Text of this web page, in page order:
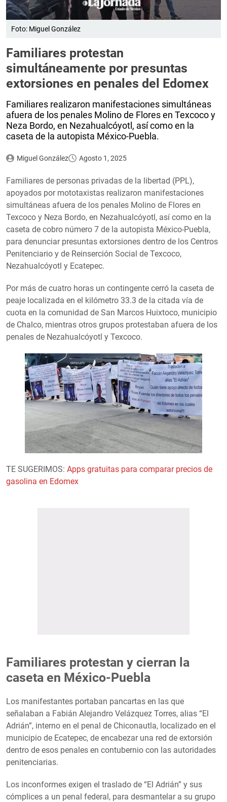
Foto: Miguel González
Familiares protestan
simultáneamente por presuntas
extorsiones en penales del Edomex
Familiares realizaron manifestaciones simultáneas
afuera de los penales Molino de Flores en Texcoco y
Neza Bordo, en Nezahualcóyotl, así como en la
caseta de la autopista México-Puebla.
Miguel González Agosto 1, 2025
Familiares de personas privadas de la libertad (PPL),
apoyados por mototaxistas realizaron manifestaciones
simultáneas afuera de los penales Molino de Flores en
Texcoco y Neza Bordo, en Nezahualcóyotl, así como en la
caseta de cobro número 7 de la autopista México-Puebla,
para denunciar presuntas extorsiones dentro de los Centros
Penitenciario y de Reinserción Social de Texcoco,
Nezahualcóyotl y Ecatepec.
Por más de cuatro horas un contingente cerró la caseta de
peaje localizada en el kilómetro 33.3 de la citada vía de
cuota en la comunidad de San Marcos Huixtoco, municipio
de Chalco, mientras otros grupos protestaban afuera de los
penales de Nezahualcóyotl y Texcoco.
TE SUGERIMOS: Apps gratuitas para comparar precios de
gasolina en Edomex
Familiares protestan y cierran la
caseta en México-Puebla
Los manifestantes portaban pancartas en las que
señalaban a Fabián Alejandro Velázquez Torres, alias “El
Adrián”, interno en el penal de Chiconautla, localizado en el
municipio de Ecatepec, de encabezar una red de extorsión
dentro de esos penales en contubernio con las autoridades
penitenciarias.
Los inconformes exigen el traslado de “El Adrián” y sus
cómplices a un penal federal, para desmantelar a su grupo